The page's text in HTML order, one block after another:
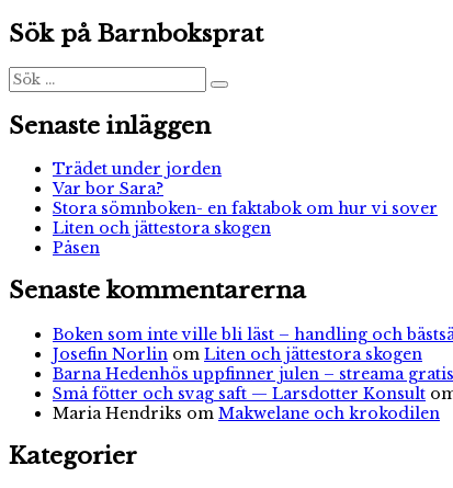
Sök på Barnboksprat
Sök
efter:
Sök
Senaste inläggen
Trädet under jorden
Var bor Sara?
Stora sömnboken- en faktabok om hur vi sover
Liten och jättestora skogen
Påsen
Senaste kommentarerna
Boken som inte ville bli läst – handling och
Josefin Norlin om Liten och jättestora skogen
Barna Hedenhös uppfinner julen – streama
Små fötter och svag saft — Larsdotter Konsult
Maria Hendriks om Makwelane och krokodilen
Kategorier